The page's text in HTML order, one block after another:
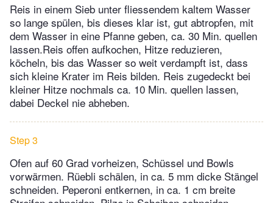
Reis in einem Sieb unter fliessendem kaltem Wasser
so lange spülen, bis dieses klar ist, gut abtropfen, mit
dem Wasser in eine Pfanne geben, ca. 30 Min. quellen
lassen.Reis offen aufkochen, Hitze reduzieren,
köcheln, bis das Wasser so weit verdampft ist, dass
sich kleine Krater im Reis bilden. Reis zugedeckt bei
kleiner Hitze nochmals ca. 10 Min. quellen lassen,
dabei Deckel nie abheben.
Step 3
Ofen auf 60 Grad vorheizen, Schüssel und Bowls
vorwärmen. Rüebli schälen, in ca. 5 mm dicke Stängel
schneiden. Peperoni entkernen, in ca. 1 cm breite